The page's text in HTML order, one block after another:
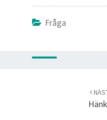
Fråga